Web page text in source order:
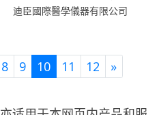
迪臣國際醫學儀器有限公司
8 9 10 11 12 »Next